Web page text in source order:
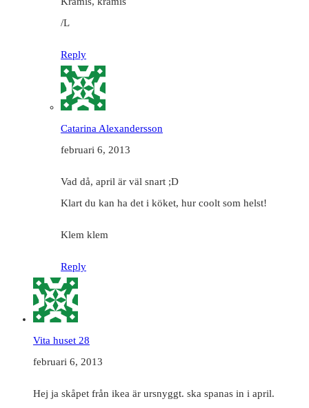
/L
Reply
Catarina Alexandersson
februari 6, 2013
Vad då, april är väl snart ;D
Klart du kan ha det i köket, hur coolt som helst!
Klem klem
Reply
Vita huset 28
februari 6, 2013
Hej ja skåpet från ikea är ursnyggt. ska spanas in i april.